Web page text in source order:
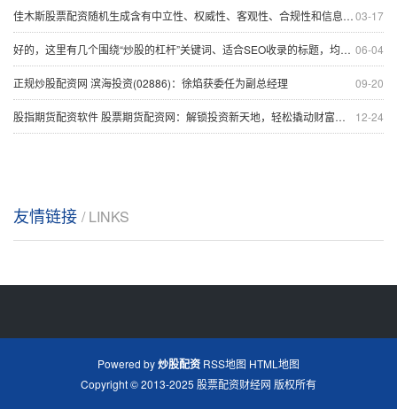
03-17
佳木斯股票配资随机生成含有中立性、权威性、客观性、合规性和信息实用性适合网站发布不超30字的标题
06-04
好的，这里有几个围绕“炒股的杠杆”关键词、适合SEO收录的标题，均在以内：
09-20
正规炒股配资网 滨海投资(02886)：徐焰获委任为副总经理
12-24
股指期货配资软件 股票期货配资网：解锁投资新天地，轻松撬动财富杠杆
友情链接 / LINKS
Powered by炒股配资 RSS地图 HTML地图
Copyright© 2013-2025 股票配资财经网 版权所有